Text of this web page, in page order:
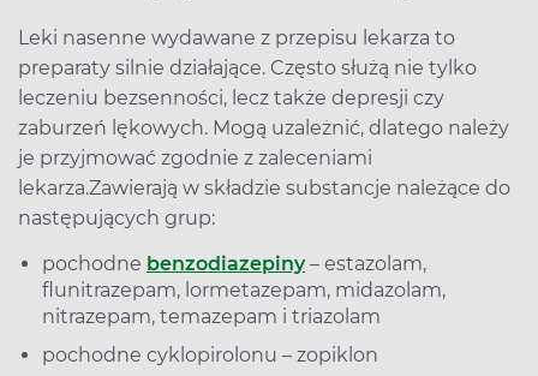
Leki nasenne wydawane z przepisu lekarza to
preparaty silnie działające. Często służą nie tylko
leczeniu bezsenności, lecz także depresji czy
zaburzeń lękowych. Mogą uzależnić, dlatego należy
je przyjmować zgodnie z zaleceniami
lekarza.Zawierają w składzie substancje należące do
następujących grup:
pochodne benzodiazepiny– estazolam,
flunitrazepam, lormetazepam, midazolam,
nitrazepam, temazepam i triazolam
pochodne cyklopirolonu – zopiklon